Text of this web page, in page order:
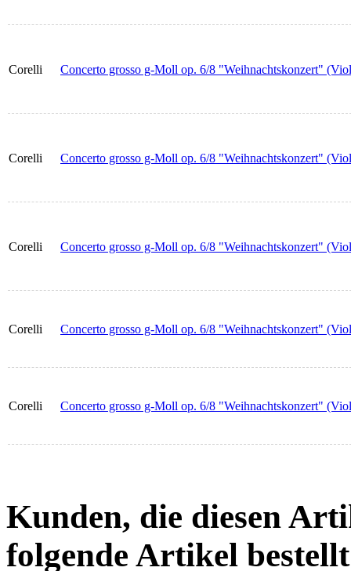
Corelli Concerto grosso g-Moll op. 6/8 "Weihnachtskonzert"
Corelli Concerto grosso g-Moll op. 6/8 "Weihnachtskonzert"
Corelli Concerto grosso g-Moll op. 6/8 "Weihnachtskonzert"
Corelli Concerto grosso g-Moll op. 6/8 "Weihnachtskonzert"
Corelli Concerto grosso g-Moll op. 6/8 "Weihnachtskonzert"
Kunden, die diesen
folgende Artikel